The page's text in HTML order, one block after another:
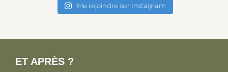
Me rejoindre sur Instagram
ET APRÈS ?